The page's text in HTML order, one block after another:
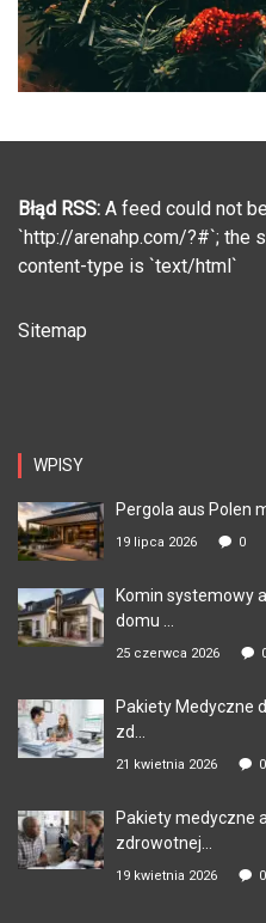
Błąd RSS: A feed could not
`http://arenahp.com/?#`; the
content-type is `text/html`
Sitemap
WPISY
Pergola aus Polen
19 lipca 2026 0
Komin systemowy
domu ...
25 czerwca 2026
Pakiety Medyczne
zd...
21 kwietnia 2026 0
Pakiety medyczne
zdrowotnej...
19 kwietnia 2026 0